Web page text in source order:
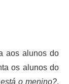
aos alunos do
os alunos do
o menino?,